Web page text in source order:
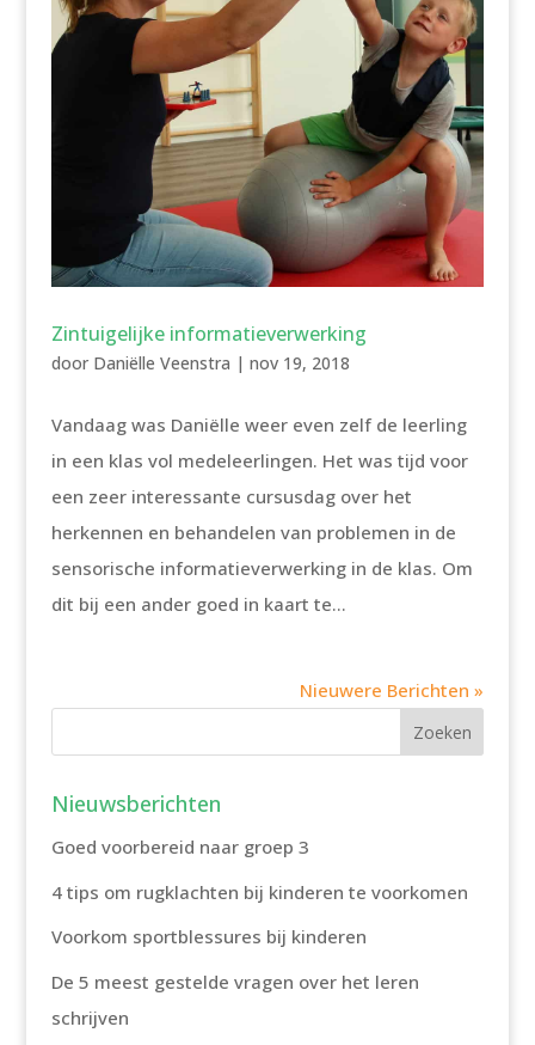
Zintuigelijke informatieverwerking
door Daniëlle Veenstra | nov 19, 2018
Vandaag was Daniëlle weer even zelf de leerling
in een klas vol medeleerlingen. Het was tijd voor
een zeer interessante cursusdag over het
herkennen en behandelen van problemen in de
sensorische informatieverwerking in de klas. Om
dit bij een ander goed in kaart te...
Nieuwere Berichten »
Nieuwsberichten
Goed voorbereid naar groep 3
4 tips om rugklachten bij kinderen te voorkomen
Voorkom sportblessures bij kinderen
De 5 meest gestelde vragen over het leren
schrijven